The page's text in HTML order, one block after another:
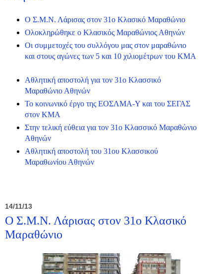
Ο Σ.Μ.Ν. Λάρισας στον 31ο Κλασικό Μαραθώνιο
Ολοκληρώθηκε ο Κλασικός Μαραθώνιος Αθηνών
Οι συμμετοχές του συλλόγου μας στον μαραθώνιο
και στους αγώνες των 5 και 10 χιλιομέτρων του ΚΜΑ
Αθλητική αποστολή για τον 31ο Κλασσικό
Μαραθώνιο Αθηνών
Το κοινωνικό έργο της ΕΟΣΛΜΑ-Υ και του ΣΕΓΑΣ
στον ΚΜΑ
Στην τελική εύθεια για τον 31ο Κλασσικό Μαραθώνιο
Αθηνών
Aθλητική αποστολή του 31ου Κλασσικού
Μαραθωνίου Αθηνών
14/11/13
Ο Σ.Μ.Ν. Λάρισας στον 31ο Κλασικό
Μαραθώνιο